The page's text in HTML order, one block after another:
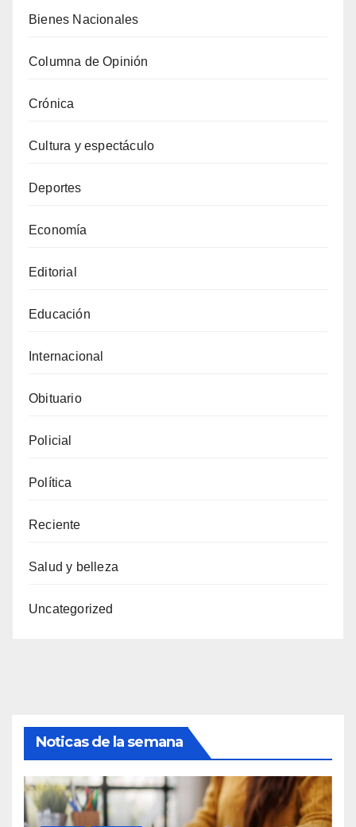
Bienes Nacionales
Columna de Opinión
Crónica
Cultura y espectáculo
Deportes
Economía
Editorial
Educación
Internacional
Obituario
Policial
Política
Reciente
Salud y belleza
Uncategorized
Noticas de la semana